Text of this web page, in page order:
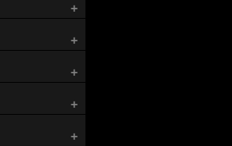
+
+
+
+
+